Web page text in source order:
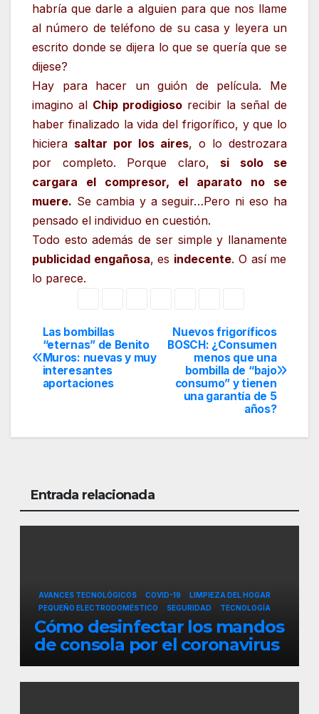
habría que darle a alguien para que nos llame
al número de teléfono de su casa y leyera un
escrito donde se dijera lo que se quería que se
dijese?
Hay para hacer un guión de película. Me
imagino al Chip prodigioso recibir la señal de
haber finalizado la vida del frigorífico, y que lo
hiciera saltar por los aires, o lo destrozara
por completo. Porque claro, si solo se
cargara el compresor, el aparato no se
muere. Se cambia y a seguir…Pero ni eso ha
pensado el individuo en cuestión.
Todo esto además de ser simple y llanamente
publicidad engañosa, es indecente. O así me
lo parece.
Navegación
de
entradas
Nuevos frigoríficos
BOSCH: ¿Consumen
menos que una
bombilla de “bajo
consumo” y tienen
una garantía de 5
años?
Las bombillas
“eternas” de Benito
Muros: nuevas y muy
interesantes
aportaciones
Entrada relacionada
AVANCES TECNOLÓGICOS COVID-19
LIMPIEZA DEL HOGAR
PEQUEÑO ELECTRODOMÉSTICO
SEGURIDAD TECNOLOGÍA
Cómo desinfectar los mandos
de consola por el coronavirus